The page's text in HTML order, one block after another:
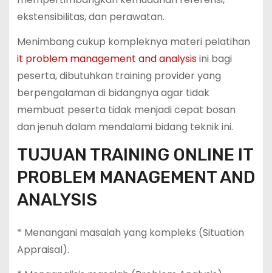
ekstensibilitas, dan perawatan.
Menimbang cukup kompleknya materi pelatihan
it problem management and analysisini bagi
peserta, dibutuhkan training provider yang
berpengalaman di bidangnya agar tidak
membuat peserta tidak menjadi cepat bosan
dan jenuh dalam mendalami bidang teknik ini.
TUJUAN TRAINING ONLINE IT
PROBLEM MANAGEMENT AND
ANALYSIS
* Menangani masalah yang kompleks (Situation
Appraisal).